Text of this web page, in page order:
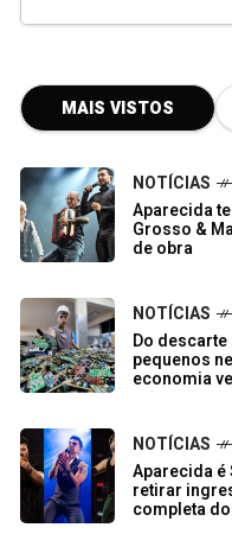
MAIS VISTOS
NOTÍCIAS
Aparecida
Grosso &
de obra
NOTÍCIAS
Do
pequenos
economia
NOTÍCIAS
Aparecida é
retirar
completa